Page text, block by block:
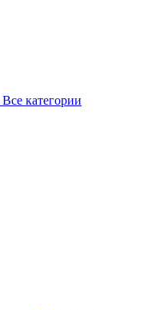
Все категории